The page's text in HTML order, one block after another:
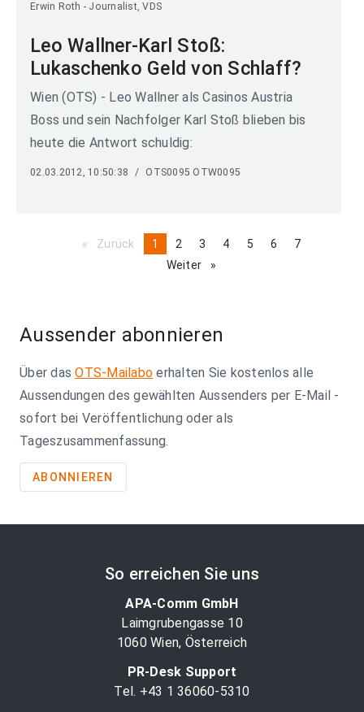
Erwin Roth - Journalist, VDS
Leo Wallner-Karl Stoß:
Lukaschenko Geld von Schlaff?
Wien (OTS) - Leo Wallner als Casinos Austria
Boss und sein Nachfolger Karl Stoß blieben bis
heute die Antwort schuldig:
02.03.2012, 10:50:38 / OTS0095 OTW0095
Zurück pageYou're
1 page
2 page
3 page
4 page
5 page
6 page
7
Weiter
page
Aussender abonnieren
Über dasOTS-Mailabo erhalten Sie kostenlos alle
Aussendungen des gewählten Aussenders per E-Mail -
sofort bei Veröffentlichung oder als
Tageszusammenfassung.
ABONNIEREN
So erreichen Sie uns
APA-Comm GmbH
Laimgrubengasse 10
1060 Wien, Österreich
PR-Desk Support
Tel. +43 1 36060-5310